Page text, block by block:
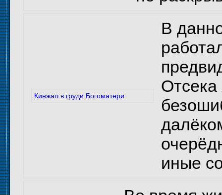
Кинжал в груди Богоматери
В
иные